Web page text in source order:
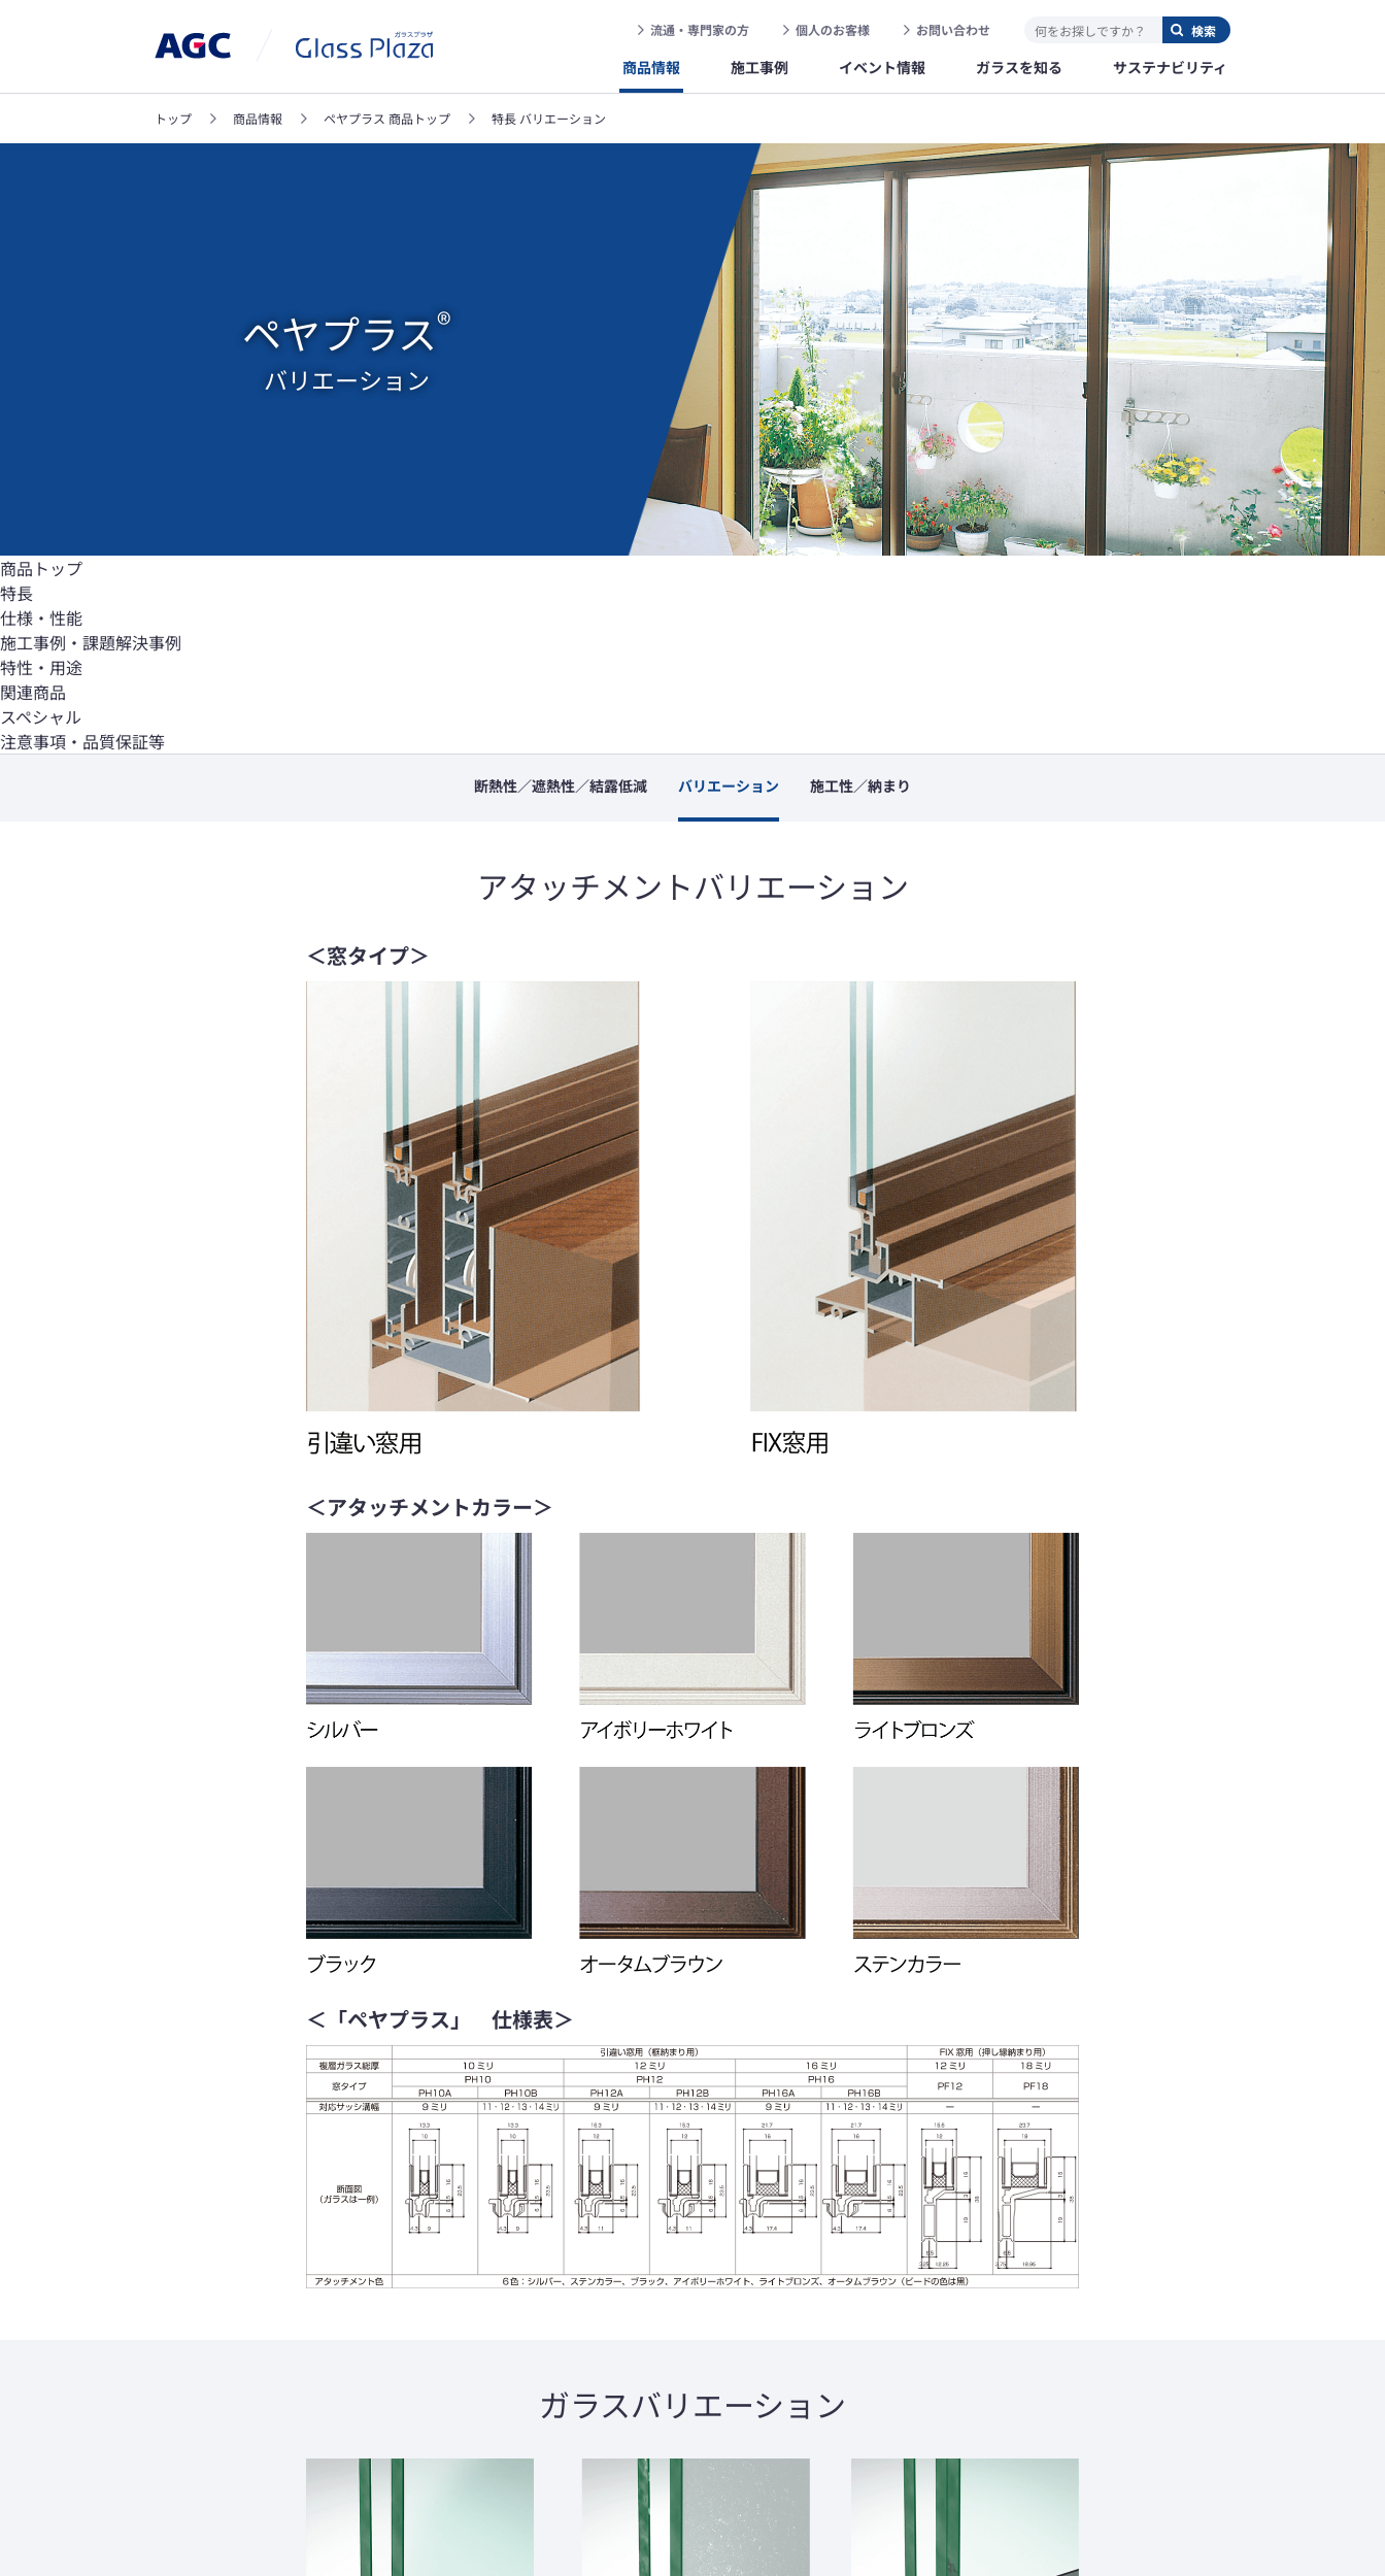
流通・専門家の方 個人のお客様 お問い合わせ
商品情報 施工事例 イベント情報 ガラスを知る サステナビリティ
トップ 商品情報 ペヤプラス 商品トップ 特長 バリエーション
ペヤプラス®
バリエーション
商品トップ
特長
仕様・性能
施工事例・課題解決事例
特性・用途
関連商品
スペシャル
注意事項・品質保証等
断熱性／遮熱性／結露低減 バリエーション 施工性／納まり
アタッチメントバリエーション
＜窓タイプ＞
＜アタッチメントカラー＞
＜「ペヤプラス」 仕様表＞
ガラスバリエーション